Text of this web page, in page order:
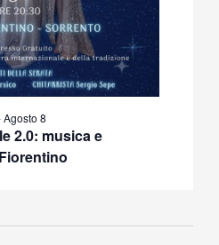
2.0: musica e
Agosto 8